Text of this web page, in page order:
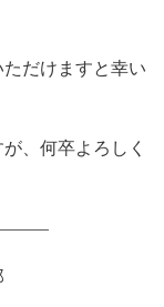
だけますと幸い
、何卒よろしく